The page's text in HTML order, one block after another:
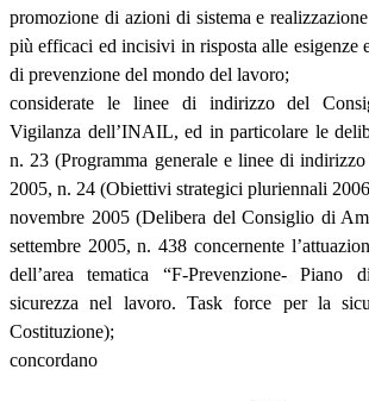
promozione di azioni di sistema e
più efficaci ed incisivi in risposta alle esigenze
di prevenzione del mondo del lavoro;
considerate le linee di indirizzo del
Vigilanza dell’INAIL, ed in particolare le
n. 23 (Programma generale e linee di
2005, n. 24 (Obiettivi strategici pluriennali
novembre 2005 (Delibera del Consiglio di
settembre 2005, n. 438 concernente
dell’area tematica “F-Prevenzione- Piano
sicurezza nel lavoro. Task force per la
Costituzione);
concordano